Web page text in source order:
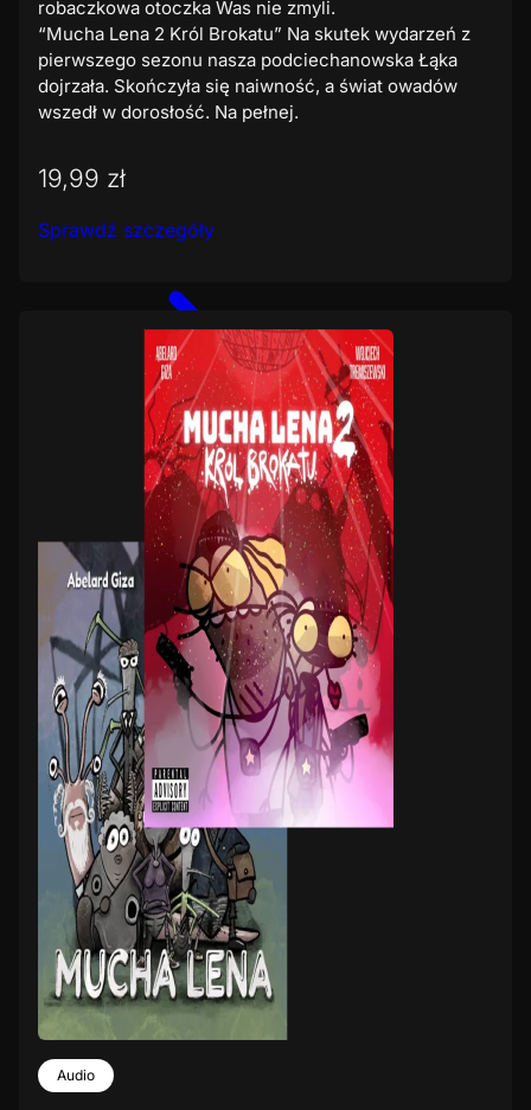
robaczkowa otoczka Was nie zmyli.
“Mucha Lena 2 Król Brokatu” Na skutek wydarzeń z
pierwszego sezonu nasza podciechanowska Łąka
dojrzała. Skończyła się naiwność, a świat owadów
wszedł w dorosłość. Na pełnej.
19,99 zł
Sprawdź szczegóły
Audio